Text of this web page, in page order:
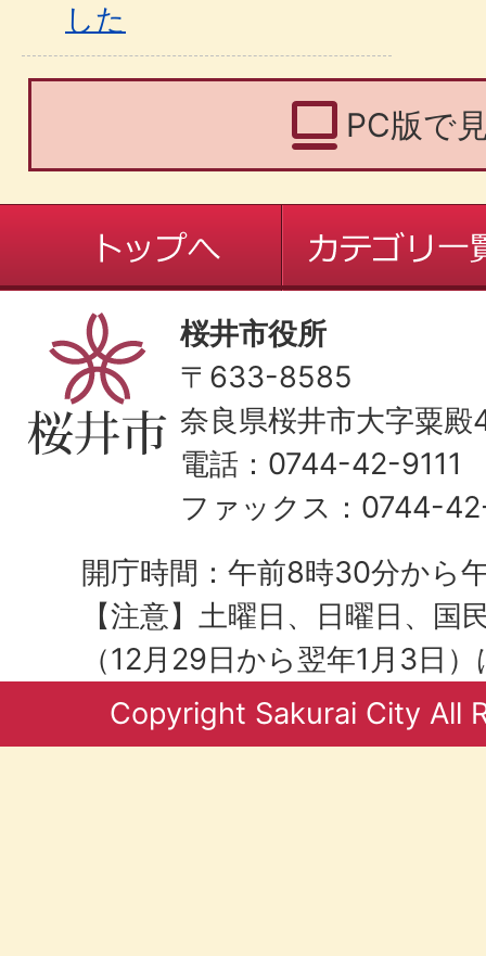
した
PC版で
桜井市役所
〒633-8585
奈良県桜井市大字粟
電話：0744-42-9111
ファックス：0744-
開庁時間：午前8時30分から
【注意】土曜日、日曜日、国
（12月29日から翌年1月3日
Copyright Sakurai City All